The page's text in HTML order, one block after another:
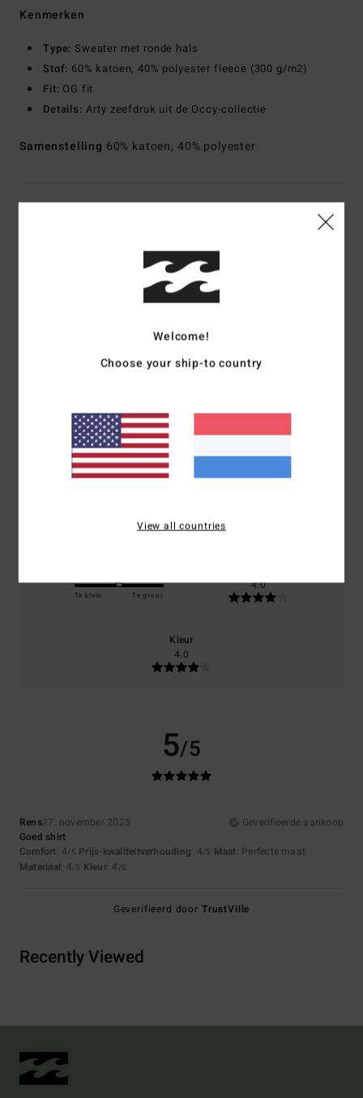
Kenmerken
Type: Sweater met ronde hals
Stof: 60% katoen, 40% polyester fleece (300 g/m2)
Fit: OG fit
Details: Arty zeefdruk uit de Occy-collectie
Samenstelling 60% katoen, 40% polyester
Reviews van klanten
Gemiddelde score
5.0
gebaseerd op1 geverifieerde beoordelingen
0% van onze klanten bevelen dit product aan
Te klein Te groot
4.0
Kleur
4.0
5/5
Rens27. november 2025
Geverifieerde aankoop
Goed shirt
Comfort: 4/5 Prijs-kwaliteitverhouding: 4/5 Maat: Perfecte maat
Materiaal: 4/5 Kleur: 4 /5
Geverifieerd door TrustVille
Recently Viewed
Welcome!
Choose your ship-to country
View all countries